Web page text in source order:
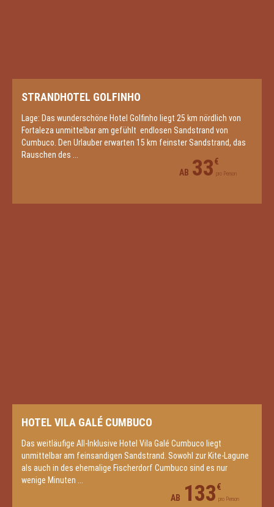
STRANDHOTEL GOLFINHO
Lage: Das wunderschöne Hotel Golfinho liegt 25 km nördlich von
Fortaleza unmittelbar am gefühlt endlosen Sandstrand von
Cumbuco. Den Urlauber erwarten 15 km feinster Sandstrand, das
Rauschen des ...
AB 33€
pro Person
HOTEL VILA GALÉ CUMBUCO
Das weitläufige All-Inklusive Hotel Vila Galé Cumbuco liegt
unmittelbar am feinsandigen Sandstrand. Sowohl zur Kite-Lagune
als auch in des ehemalige Fischerdorf Cumbuco sind es nur
wenige Minuten ...
AB 133€
pro Person